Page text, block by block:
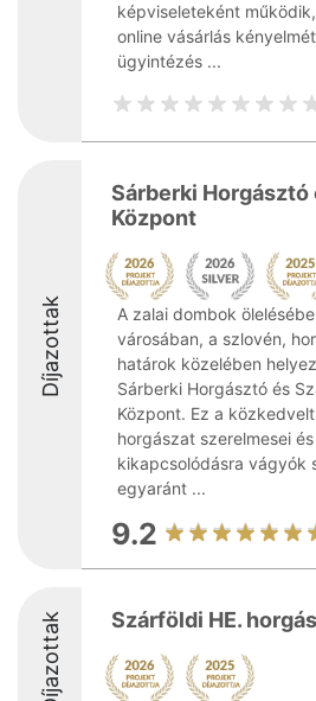
képviseleteként
online vásárlás
ügyintézés ...
Díjazottak
Sárberki Horgásztó
Központ
A zalai dombok
városában, a szlovén,
határok közelében
Sárberki Horgásztó és
Központ. Ez a
horgászat szerelmesei és
kikapcsolódásra vágyók
egyaránt ...
9.2
Díjazottak Szárföldi HE.